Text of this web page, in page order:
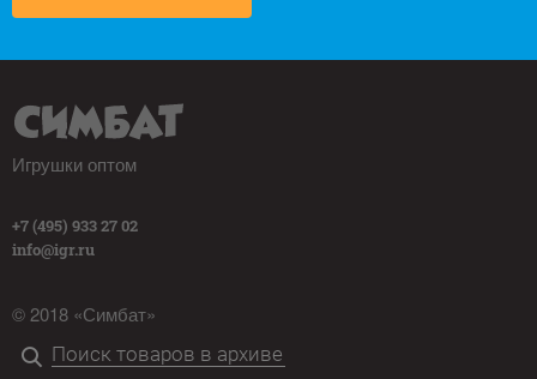
Игрушки оптом
+7 (495) 933 27 02
info@igr.ru
© 2018 «Симбат»